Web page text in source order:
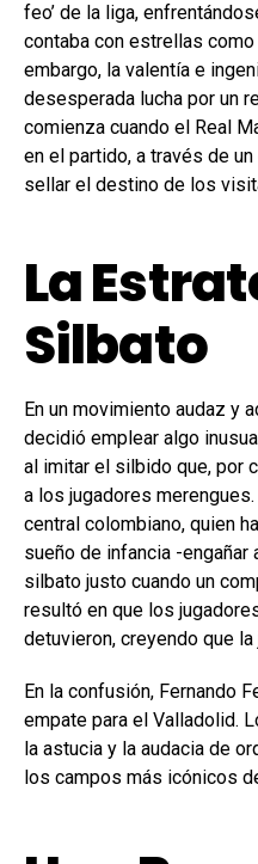
feo’ de la liga,
contaba con estrellas
embargo, la valentía e
desesperada lucha por un
comienza cuando el Real
en el partido, a través de
sellar el destino de los
La
Silbato
En un movimiento audaz y
decidió emplear algo
al imitar el silbido que, por
a los jugadores
central colombiano, quien
sueño de infancia -engañar
silbato justo cuando un
resultó en que los
detuvieron, creyendo que
En la confusión, Fernando
empate para el Valladolid.
la astucia y la audacia de
los campos más icónicos